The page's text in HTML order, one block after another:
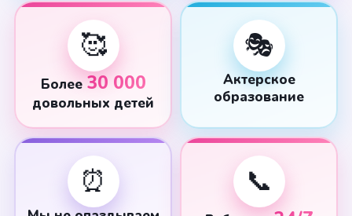
🥰
Более30 000
довольных детей
🎭
Актерское
образование
⏰ 📞